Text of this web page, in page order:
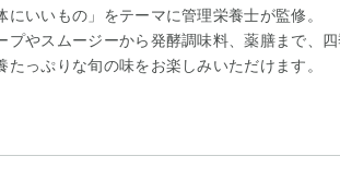
にいいもの」をテーマに管理栄養士が監修。
プやスムージーから発酵調味料、薬膳まで、
たっぷりな旬の味をお楽しみいただけます。